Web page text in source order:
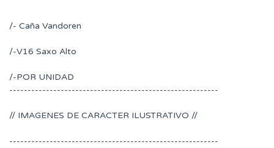
/- Caña Vandoren
/-V16 Saxo Alto
/-POR UNIDAD
---------------------------------------------------------
// IMAGENES DE CARACTER ILUSTRATIVO //
---------------------------------------------------------